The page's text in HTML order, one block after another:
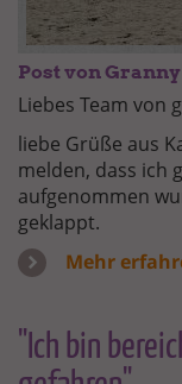
Post von
Liebes Team von
liebe Grüße aus
melden, dass ich
aufgenommen
geklappt.
Mehr
"Ich bin